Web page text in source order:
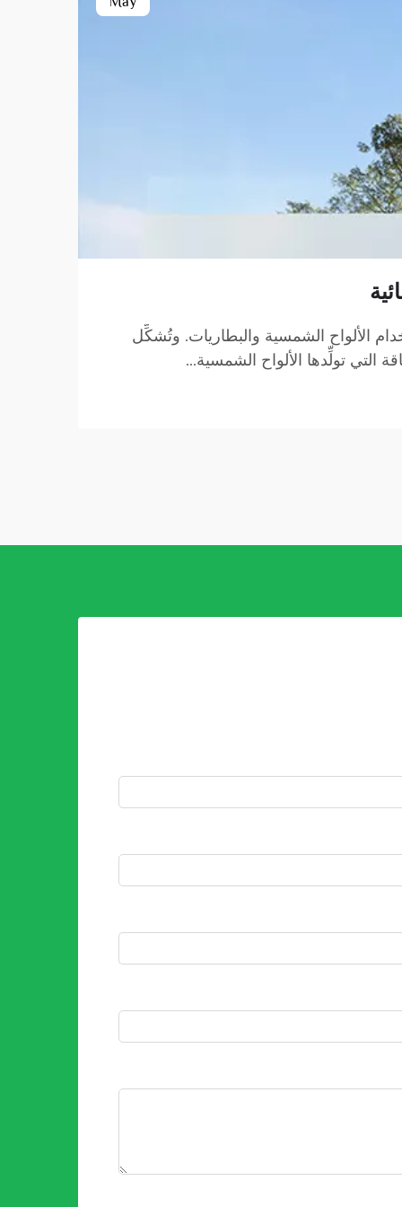
الألواح الشمسية والبطاريات. وتُشكِّل
تولِّدها الألواح الشمسية...